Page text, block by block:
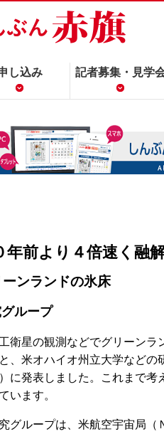
し込み 記者募集・見学
年前より４倍速く融
ーンランドの氷床
ループ
衛星の観測などでグリーンラ
、米オハイオ州立大学などの
に発表しました。これまで考
います。
グループは、米航空宇宙局（